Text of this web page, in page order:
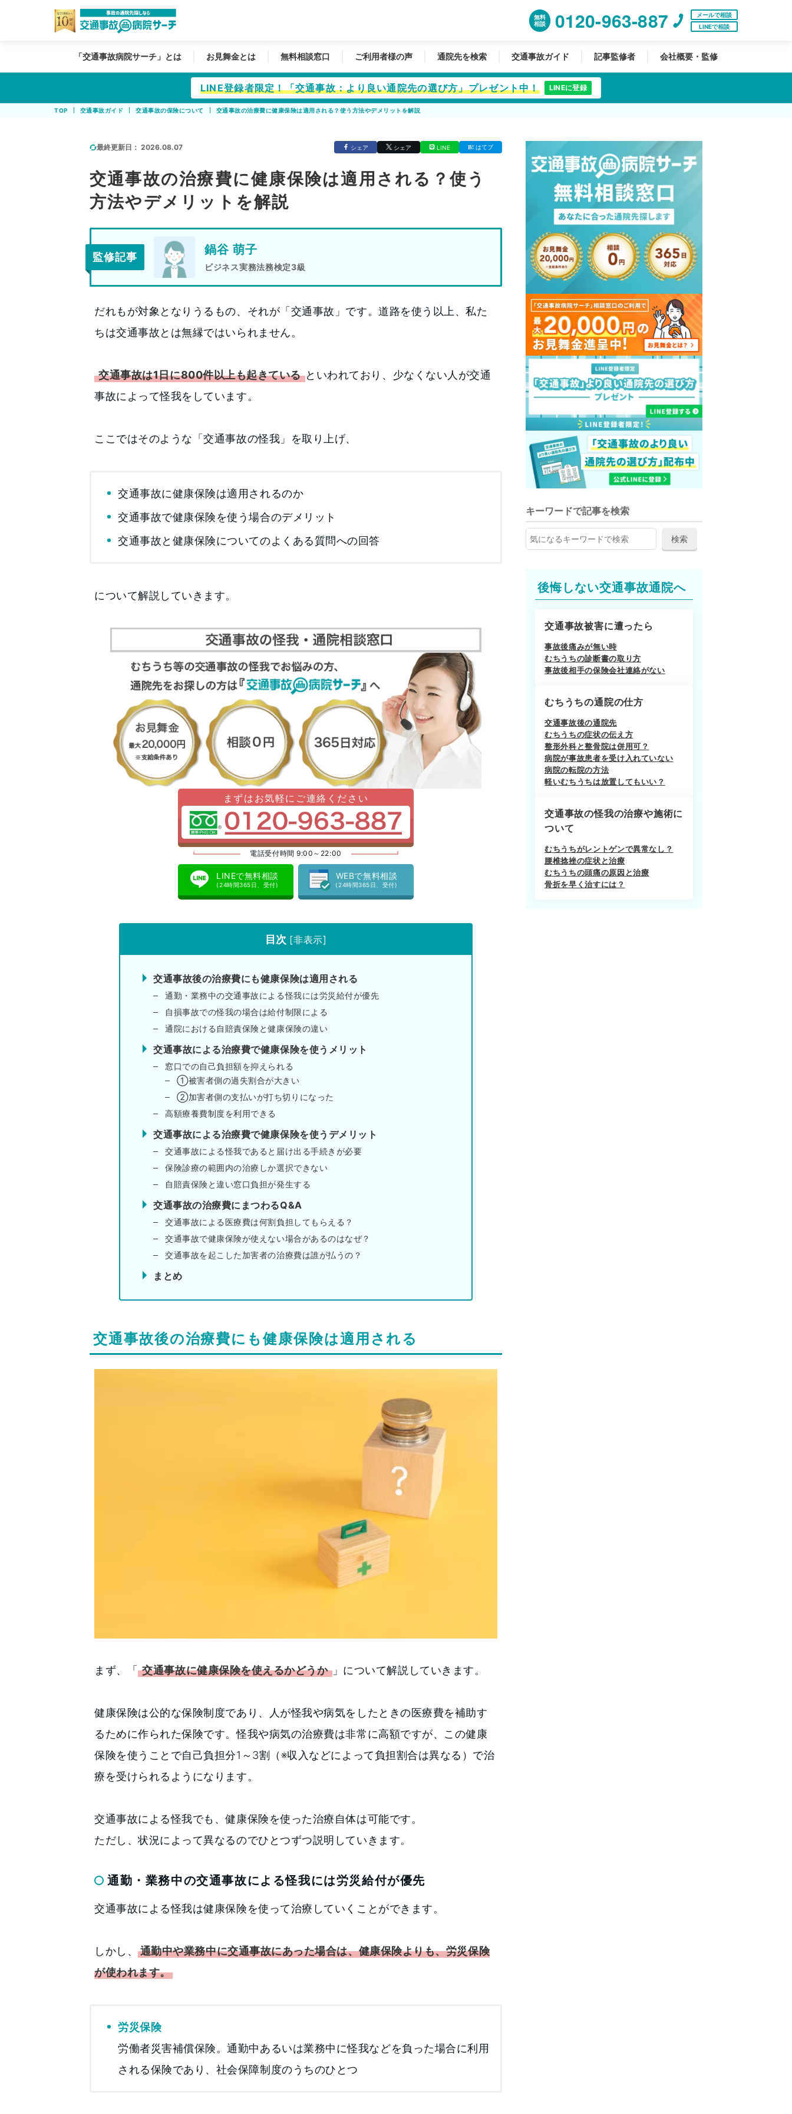
無料
相談
0120-963-887
メールで相談
LINEで相談
「交通事故病院サーチ」とは お見舞金とは 無料相談窓口 ご利用者様の声 通院先を検索 交通事故ガイド 記事監修者 会社概要・監修
LINE登録者限定！「交通事故：より良い通院先の選び方」プレゼント中！ LINEに登録
TOP 交通事故ガイド 交通事故の保険について 交通事故の治療費に健康保険は適用される？使う方法やデメリットを解説
最終更新日： 2026.08.07 シェア シェア LINE はてブ
交通事故の治療費に健康保険は適用される？使う
方法やデメリットを解説
監修記事
鍋谷 萌子
ビジネス実務法務検定3級
だれもが対象となりうるもの、それが「交通事故」です。道路を使う以上、私た
ちは交通事故とは無縁ではいられません。
交通事故は1日に800件以上も起きている といわれており、少なくない人が交通
事故によって怪我をしています。
ここではそのような「交通事故の怪我」を取り上げ、
交通事故に健康保険は適用されるのか
交通事故で健康保険を使う場合のデメリット
交通事故と健康保険についてのよくある質問への回答
について解説していきます。
まずはお気軽にご連絡ください
電話受付時間 9:00～22:00
LINEで無料相談
(24時間365日、受付)
WEBで無料相談
(24時間365日、受付)
目次 [非表示]
交通事故後の治療費にも健康保険は適用される
通勤・業務中の交通事故による怪我には労災給付が優先
自損事故での怪我の場合は給付制限による
通院における自賠責保険と健康保険の違い
交通事故による治療費で健康保険を使うメリット
窓口での自己負担額を抑えられる
①被害者側の過失割合が大きい
②加害者側の支払いが打ち切りになった
高額療養費制度を利用できる
交通事故による治療費で健康保険を使うデメリット
交通事故による怪我であると届け出る手続きが必要
保険診療の範囲内の治療しか選択できない
自賠責保険と違い窓口負担が発生する
交通事故の治療費にまつわるQ&A
交通事故による医療費は何割負担してもらえる？
交通事故で健康保険が使えない場合があるのはなぜ？
交通事故を起こした加害者の治療費は誰が払うの？
まとめ
交通事故後の治療費にも健康保険は適用される
まず、「 交通事故に健康保険を使えるかどうか 」について解説していきます。
健康保険は公的な保険制度であり、人が怪我や病気をしたときの医療費を補助す
るために作られた保険です。怪我や病気の治療費は非常に高額ですが、この健康
保険を使うことで自己負担分1～3割（※収入などによって負担割合は異なる）で治
療を受けられるようになります。
交通事故による怪我でも、健康保険を使った治療自体は可能です。
ただし、状況によって異なるのでひとつずつ説明していきます。
通勤・業務中の交通事故による怪我には労災給付が優先
交通事故による怪我は健康保険を使って治療していくことができます。
しかし、通勤中や業務中に交通事故にあった場合は、健康保険よりも、労災保険
が使われます。
労災保険
労働者災害補償保険。通勤中あるいは業務中に怪我などを負った場合に利用
される保険であり、社会保障制度のうちのひとつ
キーワードで記事を検索
後悔しない交通事故通院へ
交通事故被害に遭ったら
事故後痛みが無い時
むちうちの診断書の取り方
事故後相手の保険会社連絡がない
むちうちの通院の仕方
交通事故後の通院先
むちうちの症状の伝え方
整形外科と整骨院は併用可？
病院が事故患者を受け入れていない
病院の転院の方法
軽いむちうちは放置してもいい？
交通事故の怪我の治療や施術に
ついて
むちうちがレントゲンで異常なし？
腰椎捻挫の症状と治療
むちうちの頭痛の原因と治療
骨折を早く治すには？